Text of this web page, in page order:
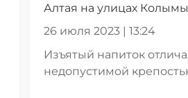
Алтая на улицах
26 июля 2023 | 13:24
Изъятый напиток
недопустимой